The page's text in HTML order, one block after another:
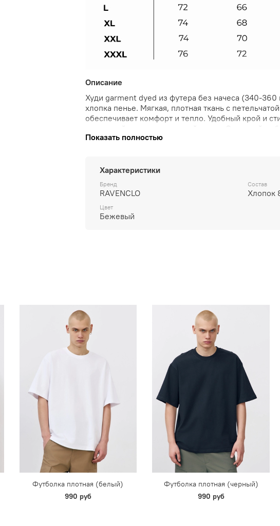
Описание
Худи garment dyed из футера без начеса (340-
хлопка пенье. Мягкая, плотная ткань с
обеспечивает комфорт и тепло. Удобный крой и
идеальной для повседневной носки. Отличный
долговечность.
Показать полностью
Характеристики
Бренд
RAVENCLO
Состав
Хлопок
Цвет
Бежевый
Футболка плотная (белый)
990 руб
Футболка плотная (черный)
990 руб